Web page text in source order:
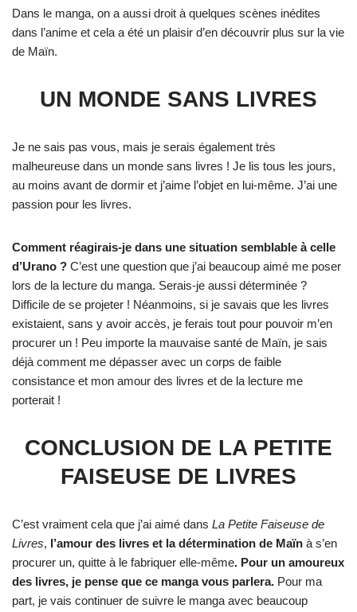
Dans le manga, on a aussi droit à quelques scènes inédites
dans l’anime et cela a été un plaisir d’en découvrir plus sur la vie
de Maïn.
UN MONDE SANS LIVRES
Je ne sais pas vous, mais je serais également très
malheureuse dans un monde sans livres ! Je lis tous les jours,
au moins avant de dormir et j’aime l’objet en lui-même. J’ai une
passion pour les livres.
Comment réagirais-je dans une situation semblable à celle
d’Urano ? C’est une question que j’ai beaucoup aimé me poser
lors de la lecture du manga. Serais-je aussi déterminée ?
Difficile de se projeter ! Néanmoins, si je savais que les livres
existaient, sans y avoir accès, je ferais tout pour pouvoir m’en
procurer un ! Peu importe la mauvaise santé de Maïn, je sais
déjà comment me dépasser avec un corps de faible
consistance et mon amour des livres et de la lecture me
porterait !
CONCLUSION DE LA PETITE
FAISEUSE DE LIVRES
C’est vraiment cela que j’ai aimé dans La Petite Faiseuse de
Livres, l’amour des livres et la détermination de Maïn à s’en
procurer un, quitte à le fabriquer elle-même. Pour un amoureux
des livres, je pense que ce manga vous parlera. Pour ma
part, je vais continuer de suivre le manga avec beaucoup